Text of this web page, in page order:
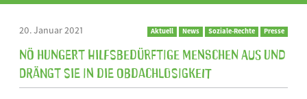
20. Januar 2021 Aktuell News Soziale-Rechte Presse
NÖ hungert hilfsbedürftige Menschen aus und
drängt sie in die Obdachlosigkeit